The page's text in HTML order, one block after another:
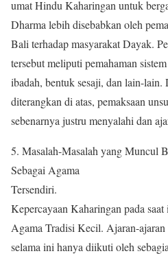
umat Hindu Kaharingan untuk
Dharma lebih disebabkan oleh
Bali terhadap masyarakat Dayak.
tersebut meliputi pemahaman
ibadah, bentuk sesaji, dan lain-lain.
diterangkan di atas, pemaksaan
sebenarnya justru menyalahi dan
5. Masalah-Masalah yang Muncul
Sebagai Agama
Tersendiri.
Kepercayaan Kaharingan pada
Agama Tradisi Kecil. Ajaran-
selama ini hanya diikuti oleh